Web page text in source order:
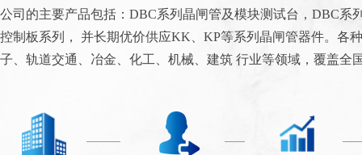
公司的主要产品包括：DBC系列晶闸管及模块测试台，DBC系
控制板系列， 并长期优价供应KK、KP等系列晶闸管器件。各
子、轨道交通、冶金、化工、机械、建筑 行业等领域，覆盖全
DBC-013晶闸管通态